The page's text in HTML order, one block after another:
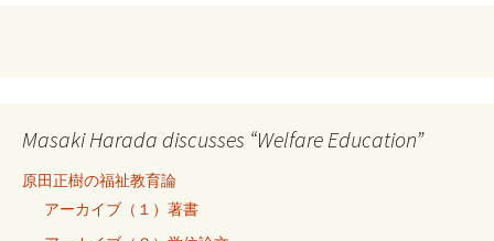
Masaki Harada discusses “Welfare Education”
原田正樹の福祉教育論
アーカイブ（１）著書